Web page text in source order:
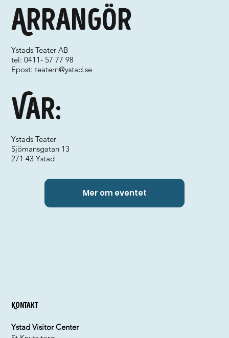
Var:
Arrangör
Ystads Teater AB
tel: 0411- 57 77 98
Epost:teatern@ystad.se
Ystads Teater
Sjömansgatan 13
271 43 Ystad
Mer om eventet
Kontakt
Ystad Visitor Center